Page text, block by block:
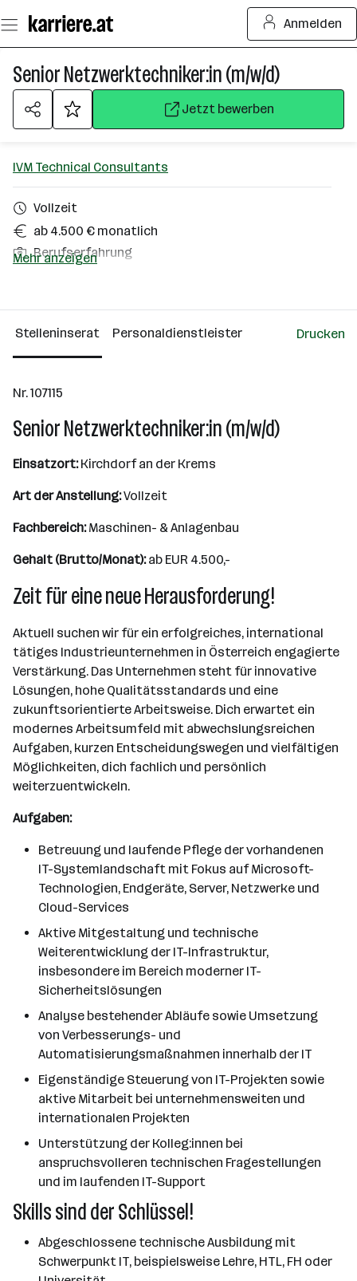
Seiteninhalt
springen
Anmelden
Senior Netzwerktechniker:in (m/w/d)
Jetzt bewerben
IVM Technical Consultants
Vollzeit
ab 4.500 € monatlich
Berufserfahrung
Über das Unternehmen
Wien Vösendorf
Mehr anzeigen
Stelleninserat Personaldienstleister Drucken
Nr. 107115
Senior Netzwerktechniker:in (m/w/d)
Einsatzort:Kirchdorf an der Krems
Art der Anstellung:Vollzeit
Fachbereich:Maschinen- & Anlagenbau
Gehalt (Brutto/Monat):ab EUR 4.500,-
Zeit für eine neue Herausforderung!
Aktuell suchen wir für ein erfolgreiches, international
tätiges Industrieunternehmen in Österreich engagierte
Verstärkung. Das Unternehmen steht für innovative
Lösungen, hohe Qualitätsstandards und eine
zukunftsorientierte Arbeitsweise. Dich erwartet ein
modernes Arbeitsumfeld mit abwechslungsreichen
Aufgaben, kurzen Entscheidungswegen und vielfältigen
Möglichkeiten, dich fachlich und persönlich
weiterzuentwickeln.
Aufgaben:
Betreuung und laufende Pflege der vorhandenen
IT-Systemlandschaft mit Fokus auf Microsoft-
Technologien, Endgeräte, Server, Netzwerke und
Cloud-Services
Aktive Mitgestaltung und technische
Weiterentwicklung der IT-Infrastruktur,
insbesondere im Bereich moderner IT-
Sicherheitslösungen
Analyse bestehender Abläufe sowie Umsetzung
von Verbesserungs- und
Automatisierungsmaßnahmen innerhalb der IT
Eigenständige Steuerung von IT-Projekten sowie
aktive Mitarbeit bei unternehmensweiten und
internationalen Projekten
Unterstützung der Kolleg:innen bei
anspruchsvolleren technischen Fragestellungen
und im laufenden IT-Support
Skills sind der Schlüssel!
Abgeschlossene technische Ausbildung mit
Schwerpunkt IT, beispielsweise Lehre, HTL, FH oder